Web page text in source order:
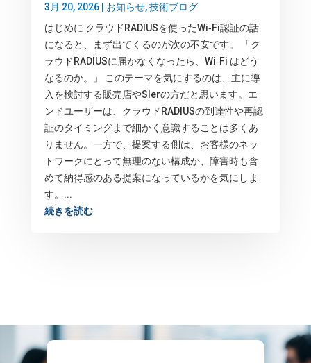
3月 20, 2026| お知らせ,技術ブログ
はじめに クラウドRADIUSを使ったWi‑Fi認証の話
になると、まず出てくるのが次の不安です。 「ク
ラウドRADIUSに届かなくなったら、Wi‑Fi はどう
なるのか。」 このテーマを気にするのは、主に導
入を検討する販売店やSIerの方だと思います。エ
ンドユーザーは、クラウドRADIUSの到達性や再認
証のタイミングまで細かく意識することは多くあ
りません。一方で、提案する側は、お客様のネッ
トワークにとって無理のない構成か、障害時も含
めて納得感のある提案になっているかを気にしま
す。...
続きを読む